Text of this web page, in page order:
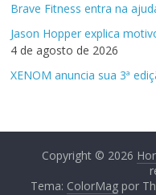
Brave Fitness entra na
Jason Hopper explica
4 de agosto de 2026
XENOM anuncia sua 3ª
Copyright © 2026
Tema: ColorMag por